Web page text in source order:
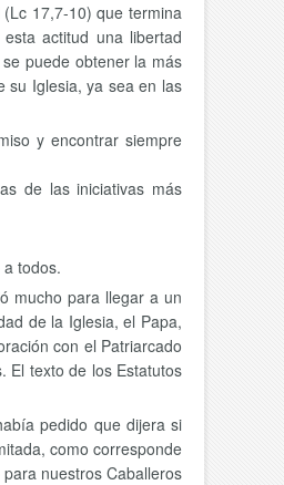
17,7-10) que termina
actitud una libertad
puede obtener la más
su Iglesia, ya sea en las
y encontrar siempre
de las iniciativas más
todos.
mucho para llegar a un
de la Iglesia, el Papa,
con el Patriarcado
El texto de los Estatutos
pedido que dijera si
como corresponde
nuestros Caballeros